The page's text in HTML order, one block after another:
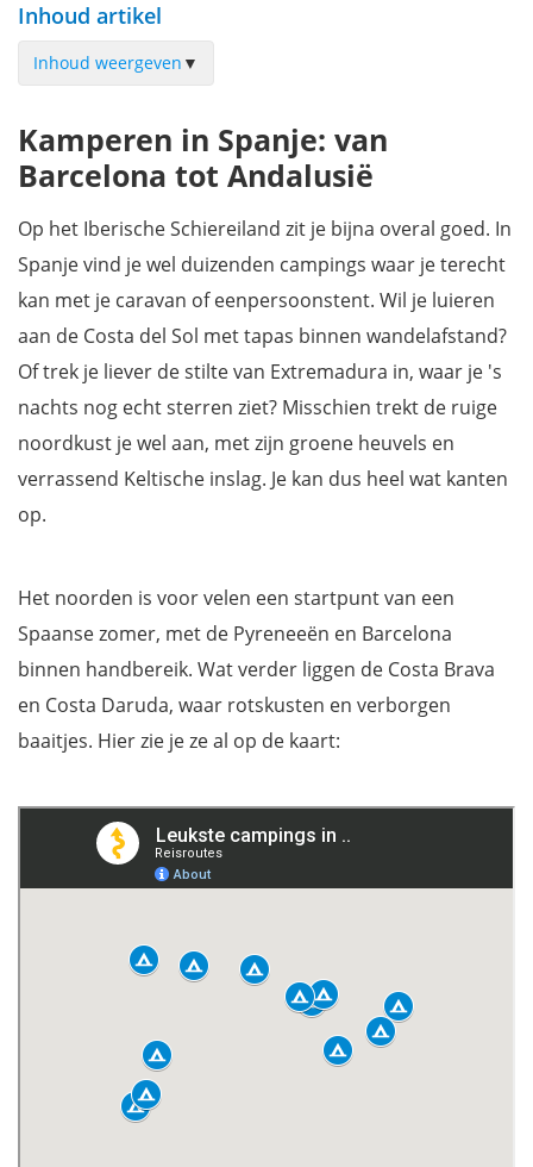
Inhoud artikel
Inhoud weergeven ▼
Kamperen in Catalonië
Kamperen in Noord-Spanje
Kamperen in Extremadura & Castilië
Kamperen in Andalusië
Op vakantie naar Spanje? Gebruik onze routes en rondreizen
Kamperen in Spanje: van
Barcelona tot Andalusië
Op het Iberische Schiereiland zit je bijna overal goed. In
Spanje vind je wel duizenden campings waar je terecht
kan met je caravan of eenpersoonstent. Wil je luieren
aan de Costa del Sol met tapas binnen wandelafstand?
Of trek je liever de stilte van Extremadura in, waar je 's
nachts nog echt sterren ziet? Misschien trekt de ruige
noordkust je wel aan, met zijn groene heuvels en
verrassend Keltische inslag. Je kan dus heel wat kanten
op.
Het noorden is voor velen een startpunt van een
Spaanse zomer, met de Pyreneeën en Barcelona
binnen handbereik. Wat verder liggen de Costa Brava
en Costa Daruda, waar rotskusten en verborgen
baaitjes. Hier zie je ze al op de kaart: